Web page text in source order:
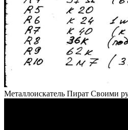
Металлоискатель Пират Своими